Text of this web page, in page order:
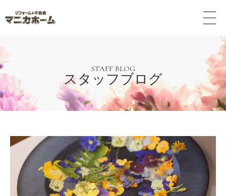
メ
ボ
タ
ン
STAFF BLOG
スタッフブログ